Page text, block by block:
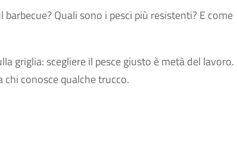
Quali sono i pesci più resistenti? E come
griglia: scegliere il pesce giusto è metà del lavoro.
chi conosce qualche trucco.